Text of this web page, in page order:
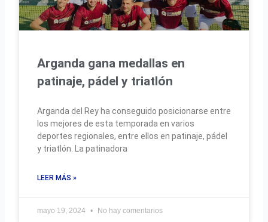
Arganda gana medallas en
patinaje, pádel y triatlón
Arganda del Rey ha conseguido posicionarse entre
los mejores de esta temporada en varios
deportes regionales, entre ellos en patinaje, pádel
y triatlón. La patinadora
LEER MÁS »
mayo 19, 2024 No hay comentarios